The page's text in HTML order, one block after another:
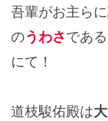
吾輩がお主ら
のうわさであ
にて！
道枝駿佑殿は